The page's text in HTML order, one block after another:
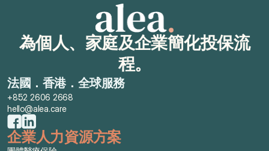
為個人、家庭及企業簡化投保流
程。
法國．香港．全球服務
+852 2606 2668
hello@alea.care
企業人力資源方案